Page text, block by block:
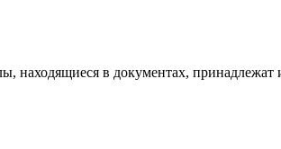
находящиеся в документах, принадлежат